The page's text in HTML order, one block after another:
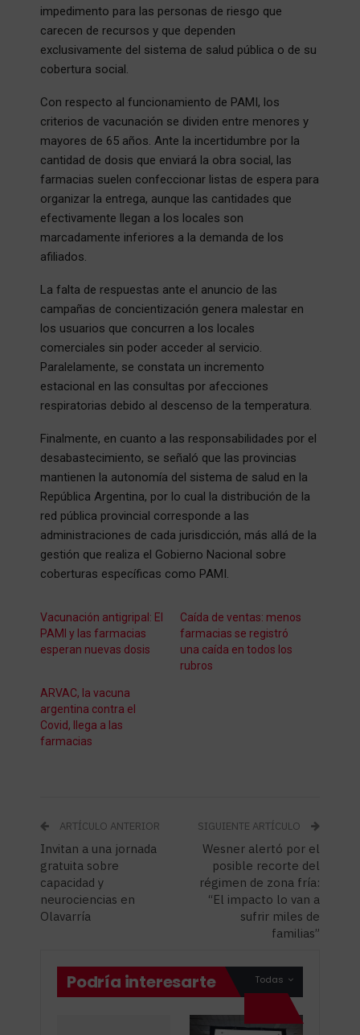
impedimento para las personas de riesgo que
carecen de recursos y que dependen
exclusivamente del sistema de salud pública o de su
cobertura social.
Con respecto al funcionamiento de PAMI, los
criterios de vacunación se dividen entre menores y
mayores de 65 años. Ante la incertidumbre por la
cantidad de dosis que enviará la obra social, las
farmacias suelen confeccionar listas de espera para
organizar la entrega, aunque las cantidades que
efectivamente llegan a los locales son
marcadamente inferiores a la demanda de los
afiliados.
La falta de respuestas ante el anuncio de las
campañas de concientización genera malestar en
los usuarios que concurren a los locales
comerciales sin poder acceder al servicio.
Paralelamente, se constata un incremento
estacional en las consultas por afecciones
respiratorias debido al descenso de la temperatura.
Finalmente, en cuanto a las responsabilidades por el
desabastecimiento, se señaló que las provincias
mantienen la autonomía del sistema de salud en la
República Argentina, por lo cual la distribución de la
red pública provincial corresponde a las
administraciones de cada jurisdicción, más allá de la
gestión que realiza el Gobierno Nacional sobre
coberturas específicas como PAMI.
Vacunación antigripal: El
PAMI y las farmacias
esperan nuevas dosis
Caída de ventas: menos
farmacias se registró
una caída en todos los
rubros
ARVAC, la vacuna
argentina contra el
Covid, llega a las
farmacias
ARTÍCULO ANTERIOR
Invitan a una jornada
gratuita sobre
capacidad y
neurociencias en
Olavarría
SIGUIENTE ARTÍCULO
Wesner alertó por el
posible recorte del
régimen de zona fría:
“El impacto lo van a
sufrir miles de
familias”
Todas
Podría interesarte